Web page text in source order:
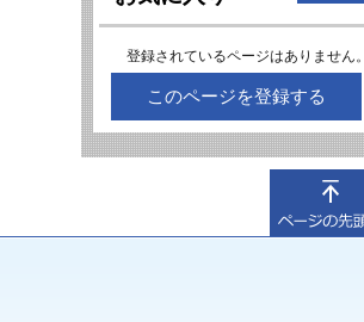
登録されているページはありません。
このページを登録する